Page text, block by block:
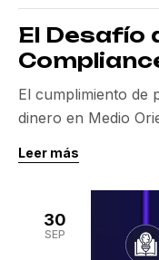
El Desafío
Oriente
El cumplimiento de
dinero en Medio
financieras. Bajo el
Financiera
presiones para
estándares
Leer más
30
SEP